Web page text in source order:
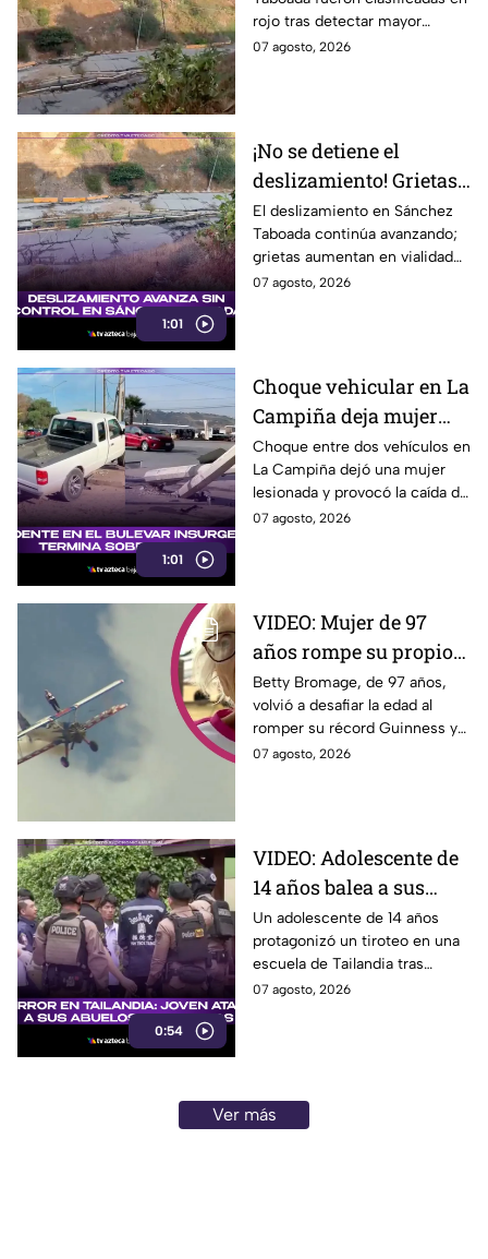
niegan a abandonar
sus hogares ⚠️
rojo tras detectar mayor
avance de grietas y riesgo por
07 agosto, 2026
1:01
¡No se detiene el
deslizamiento! Grietas
en Sánchez Taboada
avanzan y aumentan
riesgo para viviendas
El deslizamiento en Sánchez
Taboada continúa avanzando;
grietas aumentan en vialidad
Erídano y elevan riesgo para
07 agosto, 2026
1:01
Choque vehicular en La
Campiña deja mujer
lesionada y derriba
postes hoy 7 de agosto
Choque entre dos vehículos en
La Campiña dejó una mujer
lesionada y provocó la caída de
postes hoy junto al bulevar
07 agosto, 2026
VIDEO: Mujer de 97
años rompe su propio
Récord Guinness al
caminar sobre ala de
avión en vuelo;
acababa de sufrir un
Betty Bromage, de 97 años,
volvió a desafiar la edad al
romper su récord Guinness y
recaudar fondos para un
07 agosto, 2026
0:54
VIDEO: Adolescente de
14 años balea a sus
abuelos y luego tirotea
su escuela, dejando
siete muertos y 15
heridos
Un adolescente de 14 años
protagonizó un tiroteo en una
escuela de Tailandia tras
presuntamente atacar primero
07 agosto, 2026
Ver más